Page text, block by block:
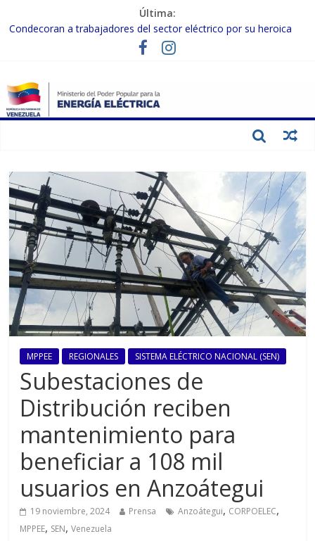
Última:
Condecoran a trabajadores del sector eléctrico por su heroica
labor tras el doble sismo del 24-J
Gobierno Nacional coordina acciones con el sector privado para
Inspeccionan trabajos de rehabilitación en instalaciones del SEN
en Carabobo
Gobierno Nacional activa plan preventivo para fortalecer el SEN
MPPEE REGIONALES SISTEMA ELÉCTRICO NACIONAL (SEN)
Subestaciones de
Distribución reciben
mantenimiento para
beneficiar a 108 mil
usuarios en Anzoátegui
19 noviembre, 2024 Prensa Anzoátegui, CORPOELEC,
MPPEE, SEN,Venezuela